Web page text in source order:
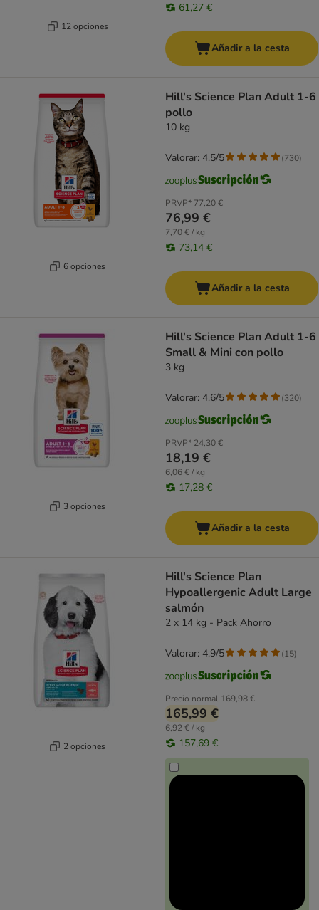
12 opciones
61,27 €
Añadir a la cesta
6 opciones
Hill's Science Plan Adult 1-6
pollo
10 kg
PRVP* 77,20 €
76,99 €
7,70 € / kg
73,14 €
Valorar: 4.5/5 (730)
Añadir a la cesta
3 opciones
Hill's Science Plan Adult 1-6
Small & Mini con pollo
3 kg
PRVP* 24,30 €
18,19 €
6,06 € / kg
17,28 €
Valorar: 4.6/5 (320)
Añadir a la cesta
2 opciones
Hill's Science Plan
Hypoallergenic Adult Large
salmón
2 x 14 kg - Pack Ahorro
Precio normal 169,98 €
165,99 €
6,92 € / kg
157,69 €
Valorar: 4.9/5 (15)